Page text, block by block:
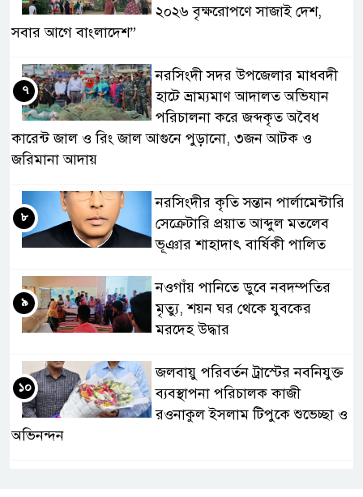
২০২৬ বৃক্ষরোপণে সাজাই দেশ,
সবার আগে বাংলাদেশ”
নরসিংদী সদর উপজেলার মাধবদী
হাটে ভ্রাম্যমাণ আদালত অভিযান
পরিচালনা করে জব্দকৃত অবৈধ
কারেন্ট জাল ও রিং জাল আগুনে পুড়ানো, ৩জন আটক ও
জরিমানা আদায়
৭
নরসিংদীর কৃতি সন্তান পার্লামেন্টারি
সেক্রেটারি প্রয়াত আব্দুল মতলেব
ভূঞার শাহাদাৎ বার্ষিকী পালিত
৮
নওগাঁয় পানিতে ডুবে নবদম্পতির
মৃত্যু, শয়ন ঘর থেকে যুবকের
মরদেহ উদ্ধার
৯
জলবায়ু পরিবর্তন ট্রাস্টের নবনিযুক্ত
ব্যবস্থাপনা পরিচালক কাজী
রওনাকুল ইসলাম টিপুকে শুভেচ্ছা ও
অভিনন্দন
১০